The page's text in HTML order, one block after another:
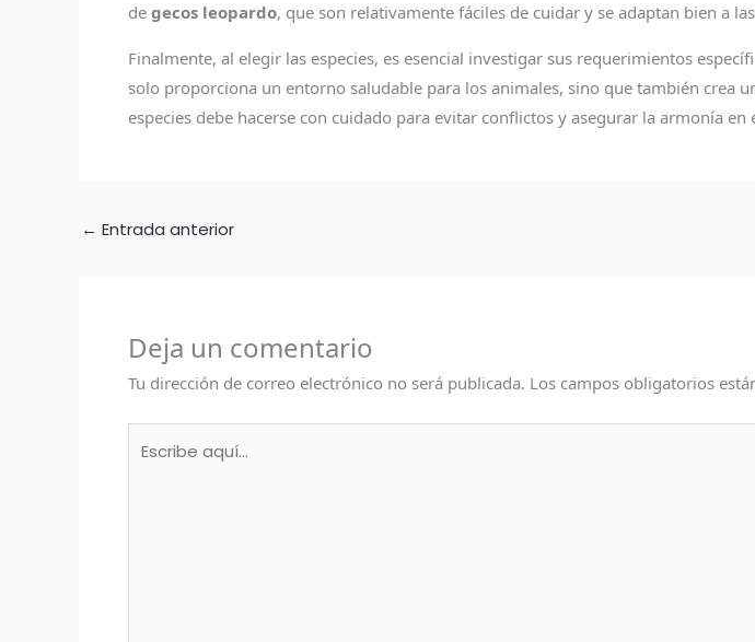
de gecos leopardo, que son relativamente fáciles de cuidar y se adaptan bien a
Finalmente, al elegir las especies, es esencial investigar sus requerimientos
solo proporciona un entorno saludable para los animales, sino que también crea
especies debe hacerse con cuidado para evitar conflictos y asegurar la armonía en
← Entrada anterior
Deja un comentario
Tu dirección de correo electrónico no será publicada. Los campos obligatorios